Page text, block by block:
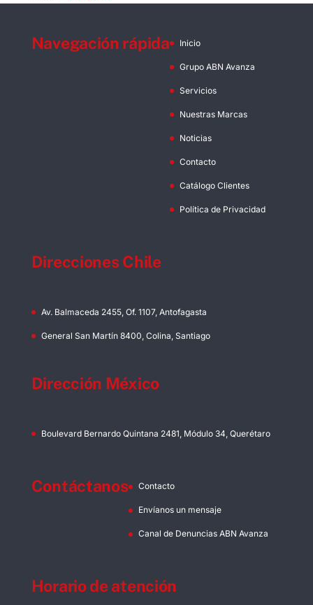
Navegación rápida Inicio
Grupo ABN Avanza
Servicios
Nuestras Marcas
Noticias
Contacto
Catálogo Clientes
Política de Privacidad
Direcciones Chile
Av. Balmaceda 2455, Of. 1107, Antofagasta
General San Martín 8400, Colina, Santiago
Dirección México
Boulevard Bernardo Quintana 2481, Módulo 34, Querétaro
Contáctanos Contacto
Envíanos un mensaje
Canal de Denuncias ABN Avanza
Horario de atención